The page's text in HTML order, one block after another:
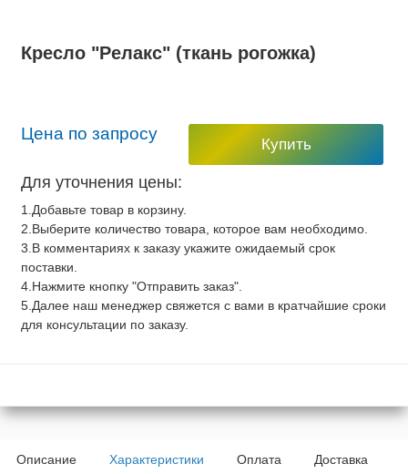
Кресло "Релакс" (ткань рогожка)
Цена по запросу
Купить
Для уточнения цены:
1.Добавьте товар в корзину.
2.Выберите количество товара, которое вам необходимо.
3.В комментариях к заказу укажите ожидаемый срок
поставки.
4.Нажмите кнопку "Отправить заказ".
5.Далее наш менеджер свяжется с вами в кратчайшие сроки
для консультации по заказу.
Описание Характеристики Оплата Доставка